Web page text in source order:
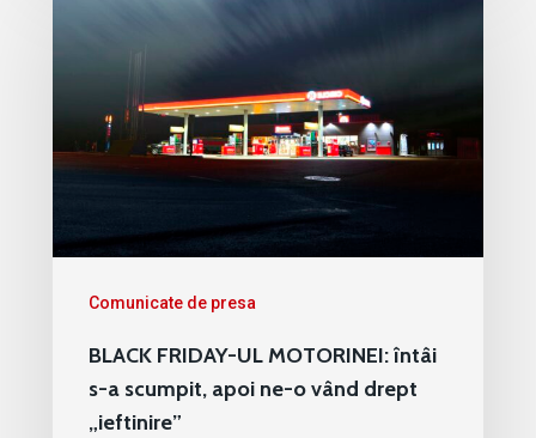
Comunicate de presa
BLACK FRIDAY-UL MOTORINEI: întâi
s-a scumpit, apoi ne-o vând drept
„ieftinire”